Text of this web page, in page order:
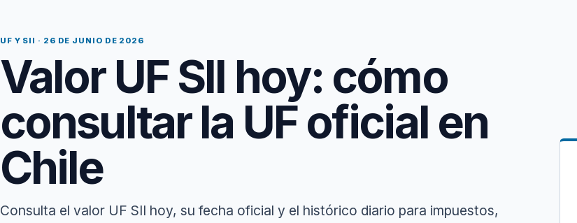
UF Y SII · 26 DE JUNIO DE 2026
Valor UF SII hoy: cómo
consultar la UF oficial en
Chile
Consulta el valor UF SII hoy, su fecha oficial y el histórico diario para impuestos,